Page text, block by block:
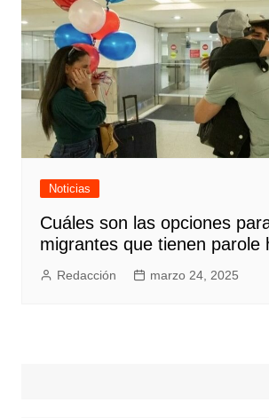
Noticias
Cuáles son las opciones
migrantes que tienen parole
Redacción marzo 24, 2025